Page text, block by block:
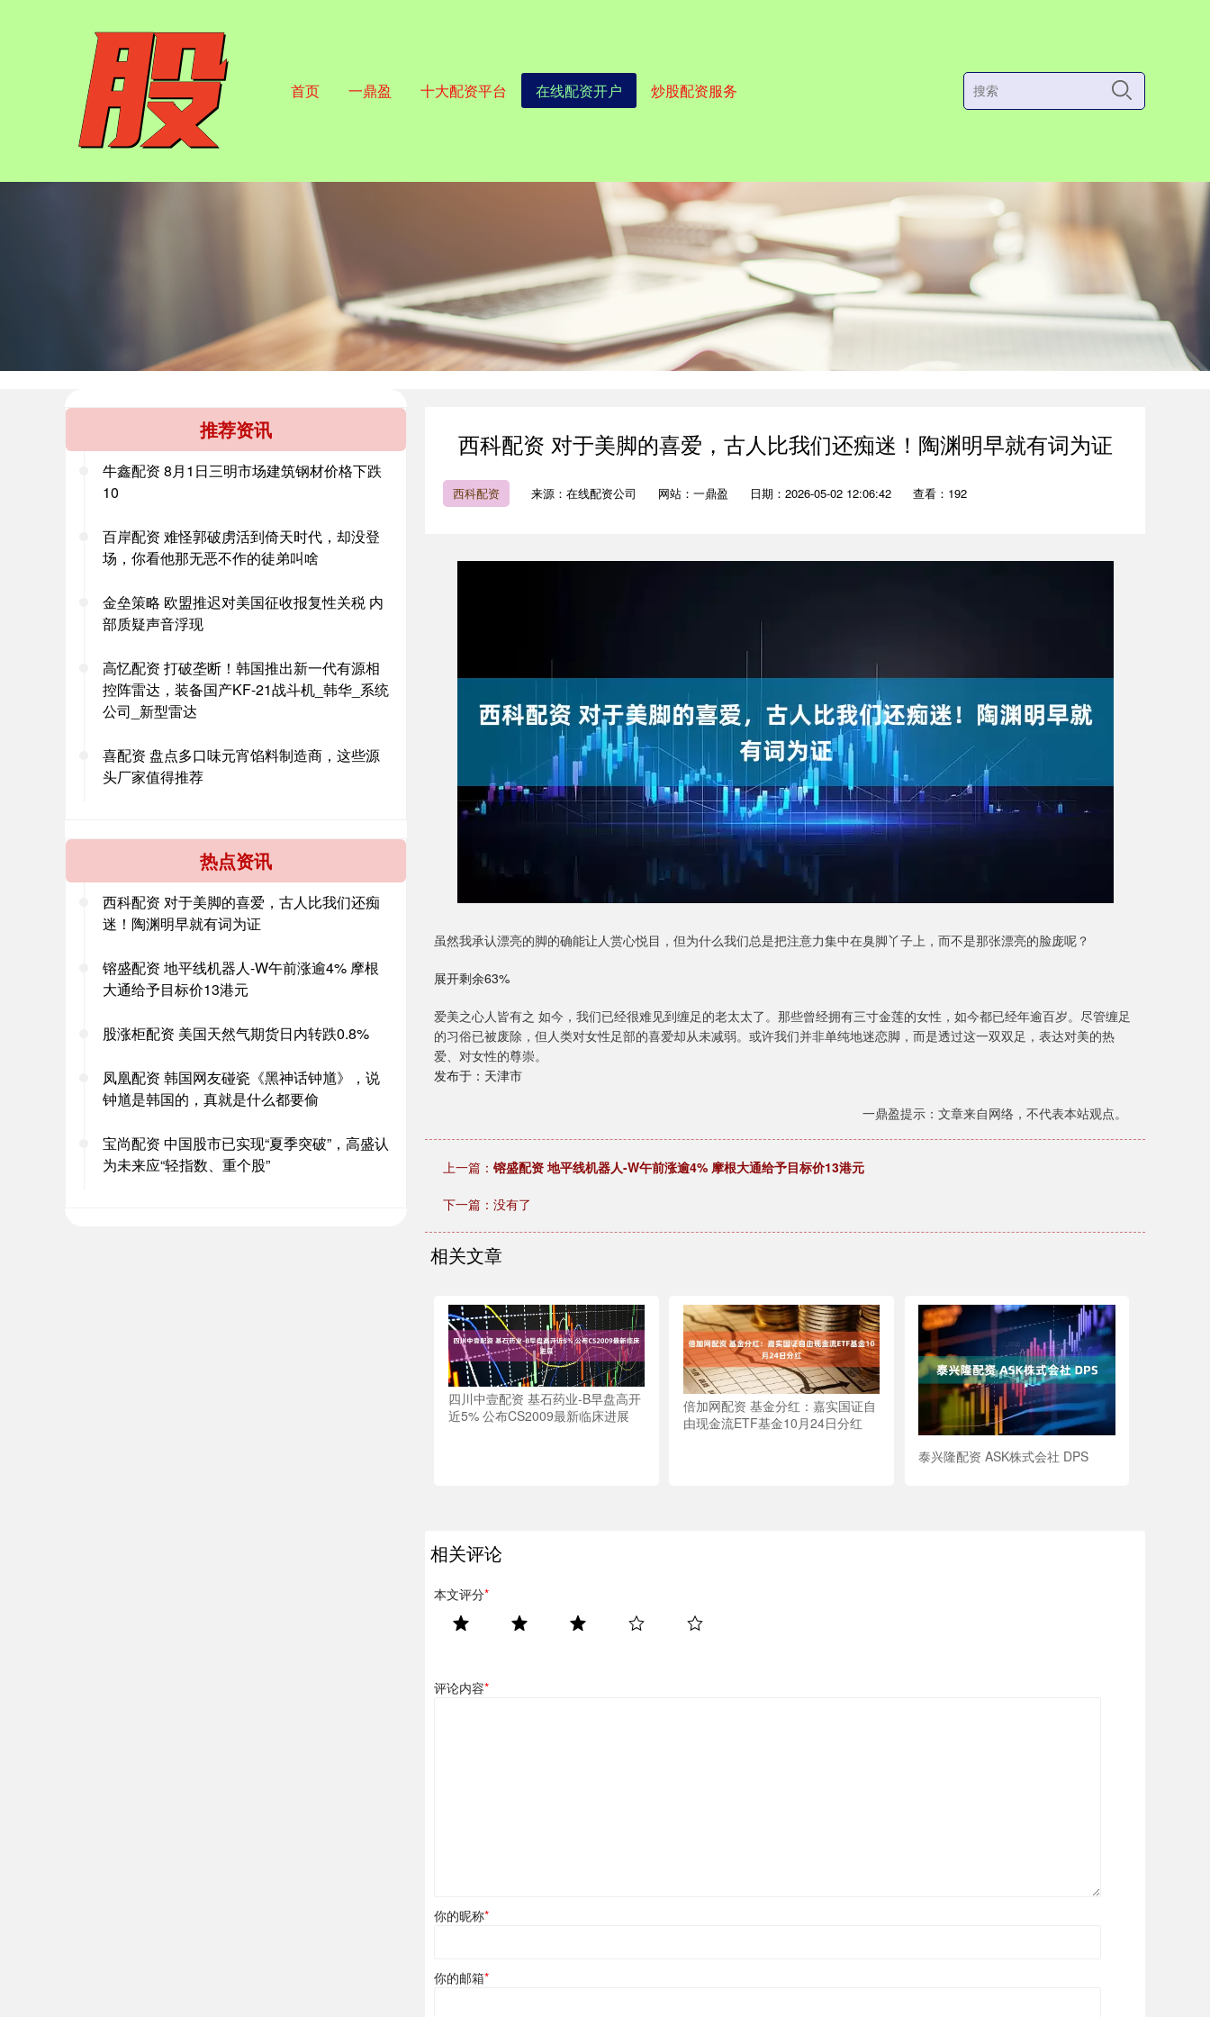
首页 一鼎盈 十大配资平台 在线配资开户 炒股配资服务
西科配资 对于美脚的喜爱，古人比我们还痴迷！陶渊明早就有词为证
西科配资 来源：在线配资公司 网站：一鼎盈 日期：2026-05-02 12:06:42 查看：192
虽然我承认漂亮的脚的确能让人赏心悦目，但为什么我们总是把注意力集中在臭脚丫子上，而不是那张漂亮的脸庞呢？
展开剩余63%
爱美之心人皆有之 如今，我们已经很难见到缠足的老太太了。那些曾经拥有三寸金莲的女性，如今都已经年逾百岁。尽管缠足
的习俗已被废除，但人类对女性足部的喜爱却从未减弱。或许我们并非单纯地迷恋脚，而是透过这一双双足，表达对美的热
爱、对女性的尊崇。
发布于：天津市
一鼎盈提示：文章来自网络，不代表本站观点。
上一篇： 镕盛配资 地平线机器人-W午前涨逾4% 摩根大通给予目标价13港元
下一篇：没有了
相关文章
四川中壹配资 基石药业-B早盘高开
近5% 公布CS2009最新临床进展
倍加网配资 基金分红：嘉实国证自
由现金流ETF基金10月24日分红
泰兴隆配资 ASK株式会社 DPS
相关评论
本文评分*
评论内容*
你的昵称*
你的邮箱*
推荐资讯
牛鑫配资 8月1日三明市场建筑钢材价格下跌
10
百岸配资 难怪郭破虏活到倚天时代，却没登
场，你看他那无恶不作的徒弟叫啥
金垒策略 欧盟推迟对美国征收报复性关税 内
部质疑声音浮现
高忆配资 打破垄断！韩国推出新一代有源相
控阵雷达，装备国产KF-21战斗机_韩华_系统
公司_新型雷达
喜配资 盘点多口味元宵馅料制造商，这些源
头厂家值得推荐
热点资讯
西科配资 对于美脚的喜爱，古人比我们还痴
迷！陶渊明早就有词为证
镕盛配资 地平线机器人-W午前涨逾4% 摩根
大通给予目标价13港元
股涨柜配资 美国天然气期货日内转跌0.8%
凤凰配资 韩国网友碰瓷《黑神话钟馗》，说
钟馗是韩国的，真就是什么都要偷
宝尚配资 中国股市已实现“夏季突破”，高盛认
为未来应“轻指数、重个股”